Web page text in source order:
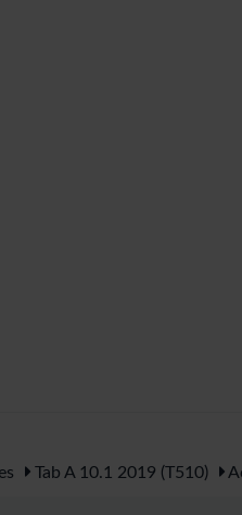
Tab A 10.1 2019 (T510)